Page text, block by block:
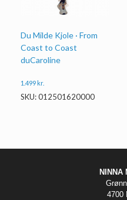
Du Milde Kjole · From
Coast to Coast
duCaroline
1.499 kr.
SKU: 012501620000
NINNA
4700